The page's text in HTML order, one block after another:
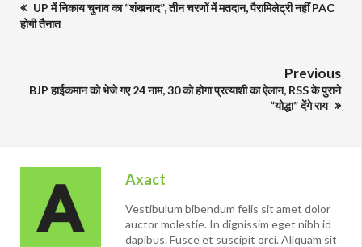
UP में निकाय चुनाव का “शंखनाद”, तीन चरणों में मतदान, पैरामिलेट्री नहीं PAC
होगी तैनात
Previous
BJP हाईकमान को भेजे गए 24 नाम, 30 को होगा प्रत्याशी का ऐलान, RSS के पुराने
“योद्धा” देंगे राय
Axact
Vestibulum bibendum felis sit amet dolor
auctor molestie. In dignissim eget nibh id
dapibus. Fusce et suscipit orci. Aliquam sit